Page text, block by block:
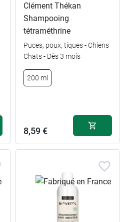
Clément Thékan
Shampooing
tétraméthrine
Puces, poux, tiques - Chiens
Chats - Dès 3 mois
200 ml
8,59 €